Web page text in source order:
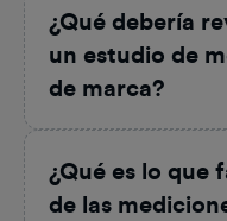
¿Qué debería
un estudio de
de marca?
¿Qué es lo que
de las